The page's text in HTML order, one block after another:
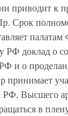
приводит к
Срок
доклад о
и о
РФ, Высшего
в